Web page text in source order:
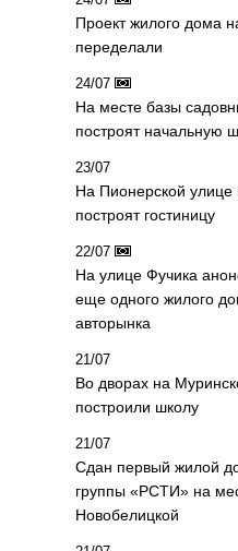
Проект жилого дома
переделали
24/07
На месте базы
построят начальную
23/07
На Пионерской улице
построят гостиницу
22/07
На улице Фучика
еще одного жилого
авторынка
21/07
Во дворах на
построили школу
21/07
Сдан первый жилой
группы «РСТИ» на
Новобелицкой